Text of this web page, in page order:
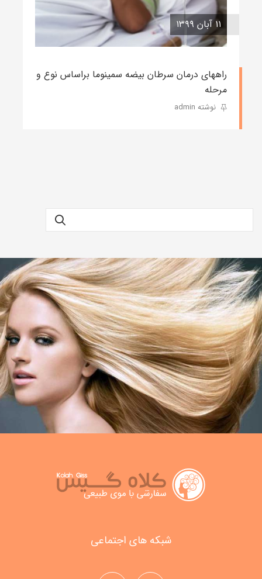
۱۱ آبان ۱۳۹۹
راههای درمان سرطان بیضه سمینوما براساس نوع و
مرحله
نوشته admin
شبکه های اجتماعی